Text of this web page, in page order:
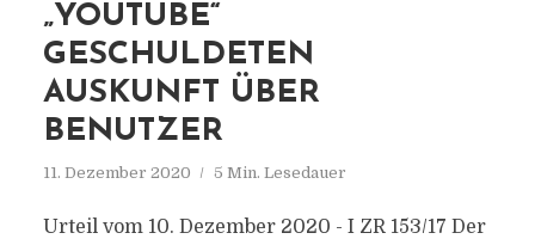
„YOUTUBE“
GESCHULDETEN
AUSKUNFT ÜBER
BENUTZER
11. Dezember 2020 5 Min. Lesedauer
Urteil vom 10. Dezember 2020 - I ZR 153/17 Der